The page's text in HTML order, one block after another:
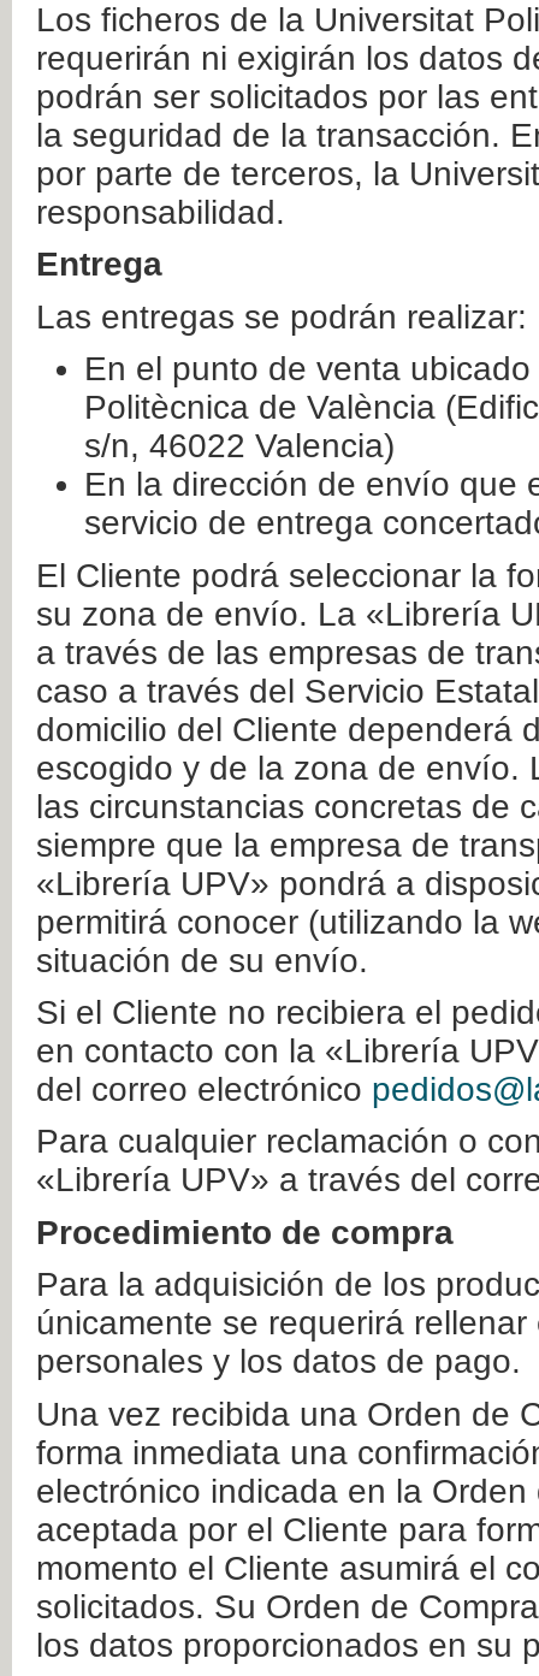
Los ficheros de la Universitat
requerirán ni exigirán los datos
podrán ser solicitados por las
la seguridad de la transacción.
por parte de terceros, la
responsabilidad.
Entrega
Las entregas se podrán realizar:
En el punto de venta
Politècnica de València
s/n, 46022 Valencia)
En la dirección de envío que
servicio de entrega
El Cliente podrá seleccionar la
su zona de envío. La «Librería
a través de las empresas de
caso a través del Servicio
domicilio del Cliente dependerá
escogido y de la zona de envío.
las circunstancias concretas de
siempre que la empresa de
«Librería UPV» pondrá a
permitirá conocer (utilizando la
situación de su envío.
Si el Cliente no recibiera el
en contacto con la «Librería
del correo electrónico
Para cualquier reclamación o
«Librería UPV» a través del
Procedimiento de compra
Para la adquisición de los
únicamente se requerirá
personales y los datos de pago.
Una vez recibida una Orden de
forma inmediata una
electrónico indicada en la
aceptada por el Cliente para
momento el Cliente asumirá el
solicitados. Su Orden de
los datos proporcionados en su